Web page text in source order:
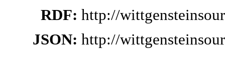
RDF: http://
JSON: http://